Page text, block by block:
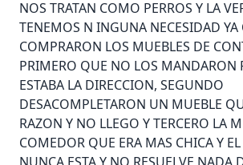
NOS TRATAN COMO PERROS Y LA
TENEMOS N INGUNA NECESIDAD YA
COMPRARON LOS MUEBLES DE
PRIMERO QUE NO LOS MANDARON
ESTABA LA DIRECCION, SEGUNDO
DESACOMPLETARON UN MUEBLE
RAZON Y NO LLEGO Y TERCERO LA
COMEDOR QUE ERA MAS CHICA Y